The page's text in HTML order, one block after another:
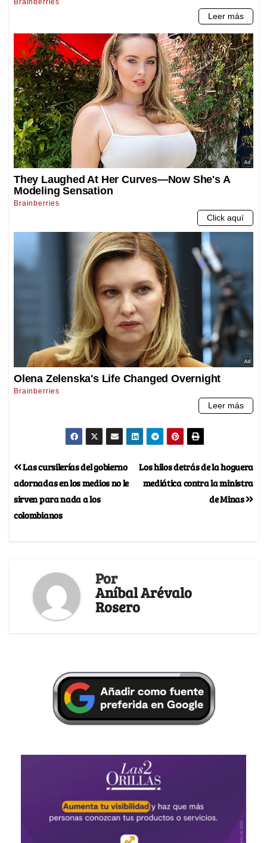
Los hilos detrás de la hoguera
mediática contra la ministra
de Minas
Las cursilerías del gobierno
adornadas en los medios no le
sirven para nada a los
colombianos
Por
Aníbal Arévalo
Rosero